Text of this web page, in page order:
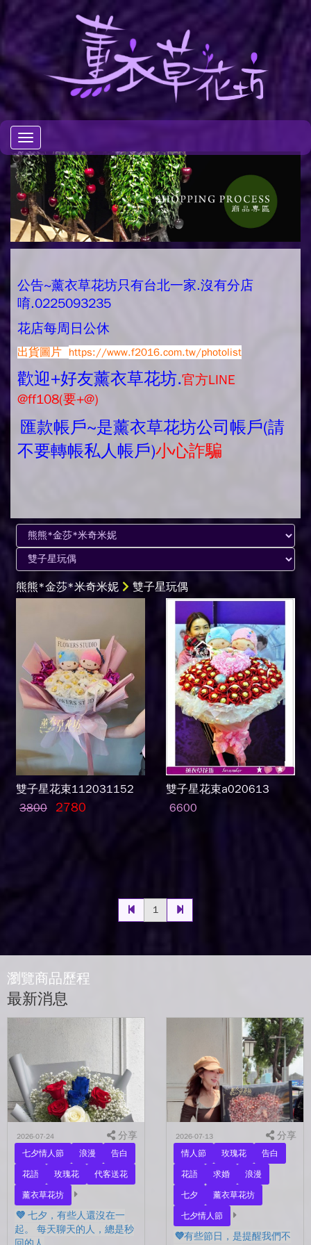
Toggle
navigation
公告~薰衣草花坊只有台北一家.沒有分店
唷.0225093235
花店每周日公休
出貨圖片 https://www.f2016.com.tw/photolist
歡迎+好友薰衣草花坊.官方LINE
@ff108(要+@)
匯款帳戶~是薰衣草花坊公司帳戶(請
不要轉帳私人帳戶)小心詐騙
熊熊*金莎*米奇米妮 雙子星玩偶
雙子星花束112031152
3800
2780
雙子星花束a020613
6600
1
瀏覽商品歷程
最新消息
2026-07-24 分享
七夕情人節 浪漫
告白
花語
玫瑰花
代客送花
薰衣草花坊
💜 七夕，有些人還沒在一
起。 每天聊天的人，總是秒
2026-07-13 分享
情人節 玫瑰花
告白
花語
求婚
浪漫
七夕
薰衣草花坊
七夕情人節
💜有些節日，是提醒我們不